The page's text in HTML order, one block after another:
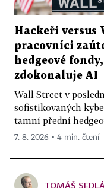
Hackeři versus
pracovníci
hedgeové
zdokonaluje AI
Wall Street v
sofistikovaných
tamní přední
7. 8. 2026 ▪ 4 min. čtení
TOMÁŠ